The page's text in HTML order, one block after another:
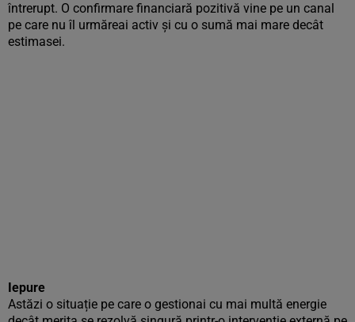
întrerupt. O confirmare financiară pozitivă vine pe un canal
pe care nu îl urmăreai activ și cu o sumă mai mare decât
estimasei.
Iepure
Astăzi o situație pe care o gestionai cu mai multă energie